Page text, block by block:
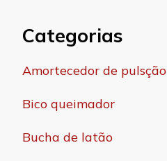
Categorias
Amortecedor de pulsção
Bico queimador
Bucha de latão